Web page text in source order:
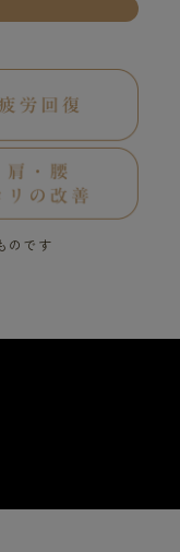
のです